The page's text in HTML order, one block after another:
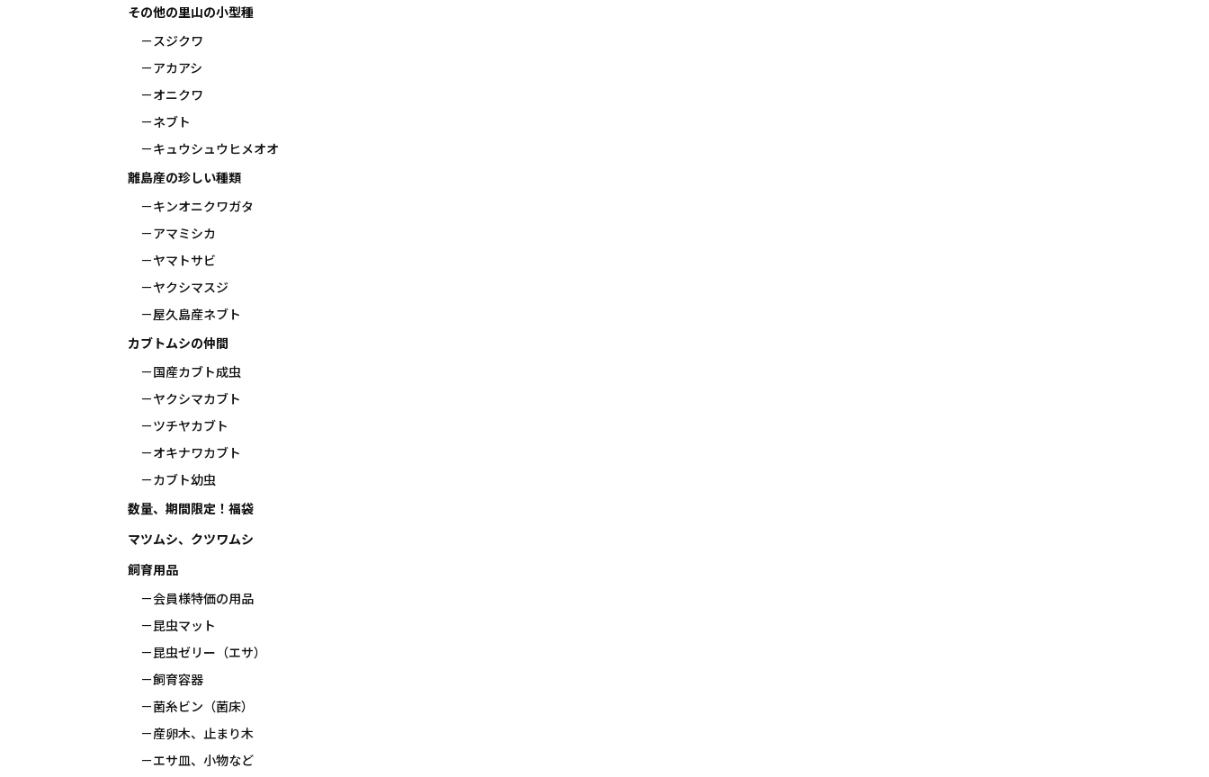
その他の里山の小型種
スジクワ
アカアシ
オニクワ
ネブト
キュウシュウヒメオオ
離島産の珍しい種類
キンオニクワガタ
アマミシカ
ヤマトサビ
ヤクシマスジ
屋久島産ネブト
カブトムシの仲間
国産カブト成虫
ヤクシマカブト
ツチヤカブト
オキナワカブト
カブト幼虫
数量、期間限定！福袋
マツムシ、クツワムシ
飼育用品
会員様特価の用品
昆虫マット
昆虫ゼリー（エサ）
飼育容器
菌糸ビン（菌床）
産卵木、止まり木
エサ皿、小物など